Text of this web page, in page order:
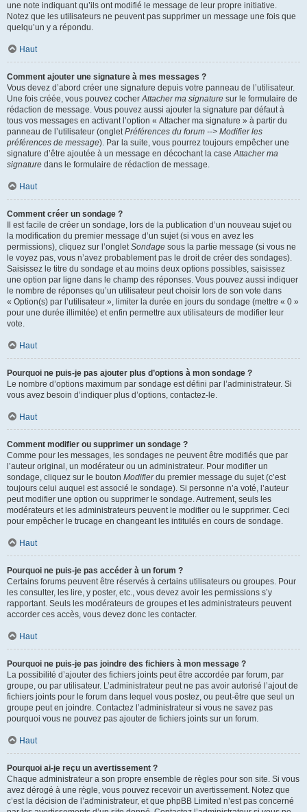
une note indiquant qu’ils ont modifié le message de leur propre initiative.
Notez que les utilisateurs ne peuvent pas supprimer un message une fois que
quelqu’un y a répondu.
Haut
Comment ajouter une signature à mes messages ?
Vous devez d’abord créer une signature depuis votre panneau de l’utilisateur.
Une fois créée, vous pouvez cocherAttacher ma signature sur le formulaire de
rédaction de message. Vous pouvez aussi ajouter la signature par défaut à
tous vos messages en activant l’option « Attacher ma signature » à partir du
panneau de l’utilisateur (ongletPréférences du forum --> Modifier les
préférences de message). Par la suite, vous pourrez toujours empêcher une
signature d’être ajoutée à un message en décochant la caseAttacher ma
signature dans le formulaire de rédaction de message.
Haut
Comment créer un sondage ?
Il est facile de créer un sondage, lors de la publication d’un nouveau sujet ou
la modification du premier message d’un sujet (si vous en avez les
permissions), cliquez sur l’ongletSondage sous la partie message (si vous ne
le voyez pas, vous n’avez probablement pas le droit de créer des sondages).
Saisissez le titre du sondage et au moins deux options possibles, saisissez
une option par ligne dans le champ des réponses. Vous pouvez aussi indiquer
le nombre de réponses qu’un utilisateur peut choisir lors de son vote dans
« Option(s) par l’utilisateur », limiter la durée en jours du sondage (mettre « 0 »
pour une durée illimitée) et enfin permettre aux utilisateurs de modifier leur
vote.
Haut
Pourquoi ne puis-je pas ajouter plus d’options à mon sondage ?
Le nombre d’options maximum par sondage est défini par l’administrateur. Si
vous avez besoin d’indiquer plus d’options, contactez-le.
Haut
Comment modifier ou supprimer un sondage ?
Comme pour les messages, les sondages ne peuvent être modifiés que par
l’auteur original, un modérateur ou un administrateur. Pour modifier un
sondage, cliquez sur le bouton Modifierdu premier message du sujet (c’est
toujours celui auquel est associé le sondage). Si personne n’a voté, l’auteur
peut modifier une option ou supprimer le sondage. Autrement, seuls les
modérateurs et les administrateurs peuvent le modifier ou le supprimer. Ceci
pour empêcher le trucage en changeant les intitulés en cours de sondage.
Haut
Pourquoi ne puis-je pas accéder à un forum ?
Certains forums peuvent être réservés à certains utilisateurs ou groupes. Pour
les consulter, les lire, y poster, etc., vous devez avoir les permissions s’y
rapportant. Seuls les modérateurs de groupes et les administrateurs peuvent
accorder ces accès, vous devez donc les contacter.
Haut
Pourquoi ne puis-je pas joindre des fichiers à mon message ?
La possibilité d’ajouter des fichiers joints peut être accordée par forum, par
groupe, ou par utilisateur. L’administrateur peut ne pas avoir autorisé l’ajout de
fichiers joints pour le forum dans lequel vous postez, ou peut-être que seul un
groupe peut en joindre. Contactez l’administrateur si vous ne savez pas
pourquoi vous ne pouvez pas ajouter de fichiers joints sur un forum.
Haut
Pourquoi ai-je reçu un avertissement ?
Chaque administrateur a son propre ensemble de règles pour son site. Si vous
avez dérogé à une règle, vous pouvez recevoir un avertissement. Notez que
c’est la décision de l’administrateur, et que phpBB Limited n’est pas concerné